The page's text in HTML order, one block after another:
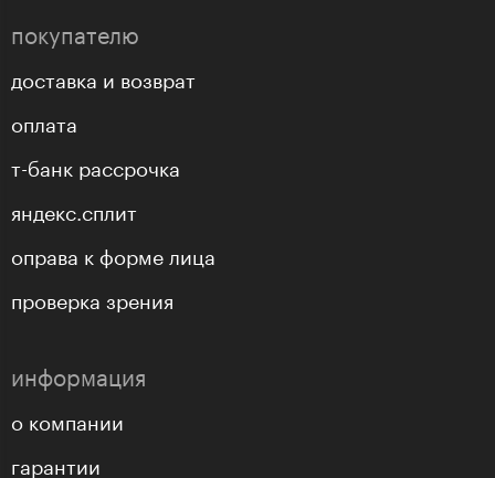
покупателю
доставка и возврат
оплата
т-банк рассрочка
яндекс.сплит
оправа к форме лица
проверка зрения
информация
о компании
гарантии